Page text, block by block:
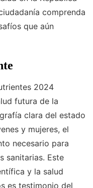
comprenda
que aún
2024
futura de la
clara del estado
y mujeres, el
necesario para
sanitarias. Este
y la salud
es testimonio del